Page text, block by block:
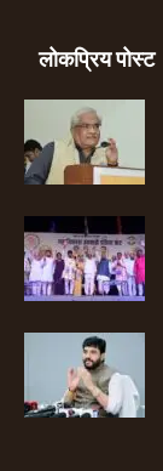
लोकप्रिय पोस्ट